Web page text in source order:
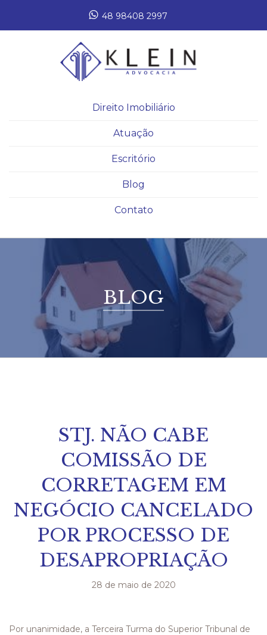
48 98408 2997
Direito Imobiliário
Atuação
Escritório
Blog
Contato
BLOG
STJ. NÃO CABE
COMISSÃO DE
CORRETAGEM EM
NEGÓCIO CANCELADO
POR PROCESSO DE
DESAPROPRIAÇÃO
28 de maio de 2020
Por unanimidade, a Terceira Turma do Superior Tribunal de